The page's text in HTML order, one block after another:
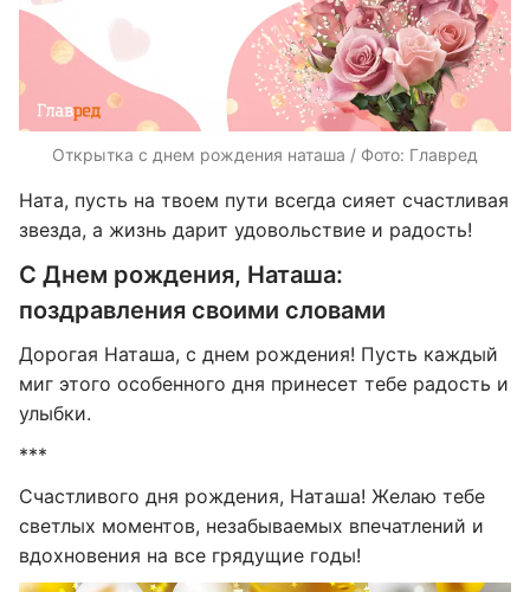
Открытка с днем рождения наташа / Фото: Главред
Ната, пусть на твоем пути всегда сияет счастливая
звезда, а жизнь дарит удовольствие и радость!
С Днем рождения, Наташа:
поздравления своими словами
Дорогая Наташа, с днем рождения! Пусть каждый
миг этого особенного дня принесет тебе радость и
улыбки.
***
Счастливого дня рождения, Наташа! Желаю тебе
светлых моментов, незабываемых впечатлений и
вдохновения на все грядущие годы!